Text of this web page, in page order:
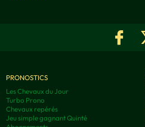
PRONOSTICS
Les Chevaux du Jour
Turbo Prono
Chevaux repérés
Jeu simple gagnant Quinté